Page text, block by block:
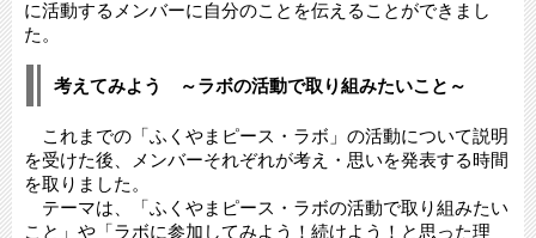
に活動するメンバーに自分のことを伝えることができまし
た。
考えてみよう ～ラボの活動で取り組みたいこと～
これまでの「ふくやまピース・ラボ」の活動について説明
を受けた後、メンバーそれぞれが考え・思いを発表する時間
を取りました。
テーマは、「ふくやまピース・ラボの活動で取り組みたい
こと」や「ラボに参加してみよう！続けよう！と思った理